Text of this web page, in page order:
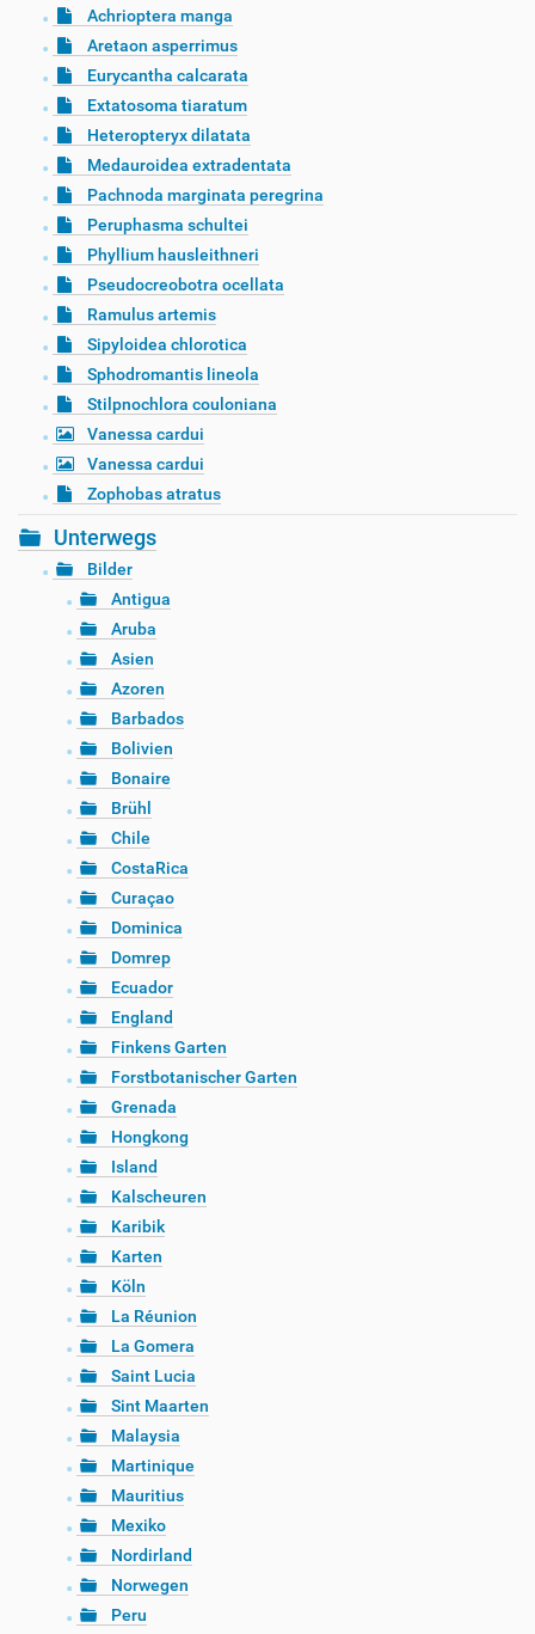
Achrioptera manga
Aretaon asperrimus
Eurycantha calcarata
Extatosoma tiaratum
Heteropteryx dilatata
Medauroidea extradentata
Pachnoda marginata peregrina
Peruphasma schultei
Phyllium hausleithneri
Pseudocreobotra ocellata
Ramulus artemis
Sipyloidea chlorotica
Sphodromantis lineola
Stilpnochlora couloniana
Vanessa cardui
Vanessa cardui
Zophobas atratus
Unterwegs
Bilder
Antigua
Aruba
Asien
Azoren
Barbados
Bolivien
Bonaire
Brühl
Chile
CostaRica
Curaçao
Dominica
Domrep
Ecuador
England
Finkens Garten
Forstbotanischer Garten
Grenada
Hongkong
Island
Kalscheuren
Karibik
Karten
Köln
La Réunion
La Gomera
Saint Lucia
Sint Maarten
Malaysia
Martinique
Mauritius
Mexiko
Nordirland
Norwegen
Peru